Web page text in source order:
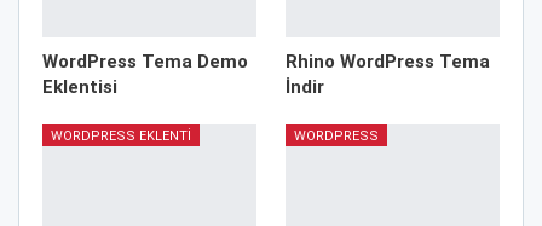
WordPress Tema Demo
Eklentisi
Rhino WordPress Tema
İndir
WORDPRESS EKLENTI WORDPRESS